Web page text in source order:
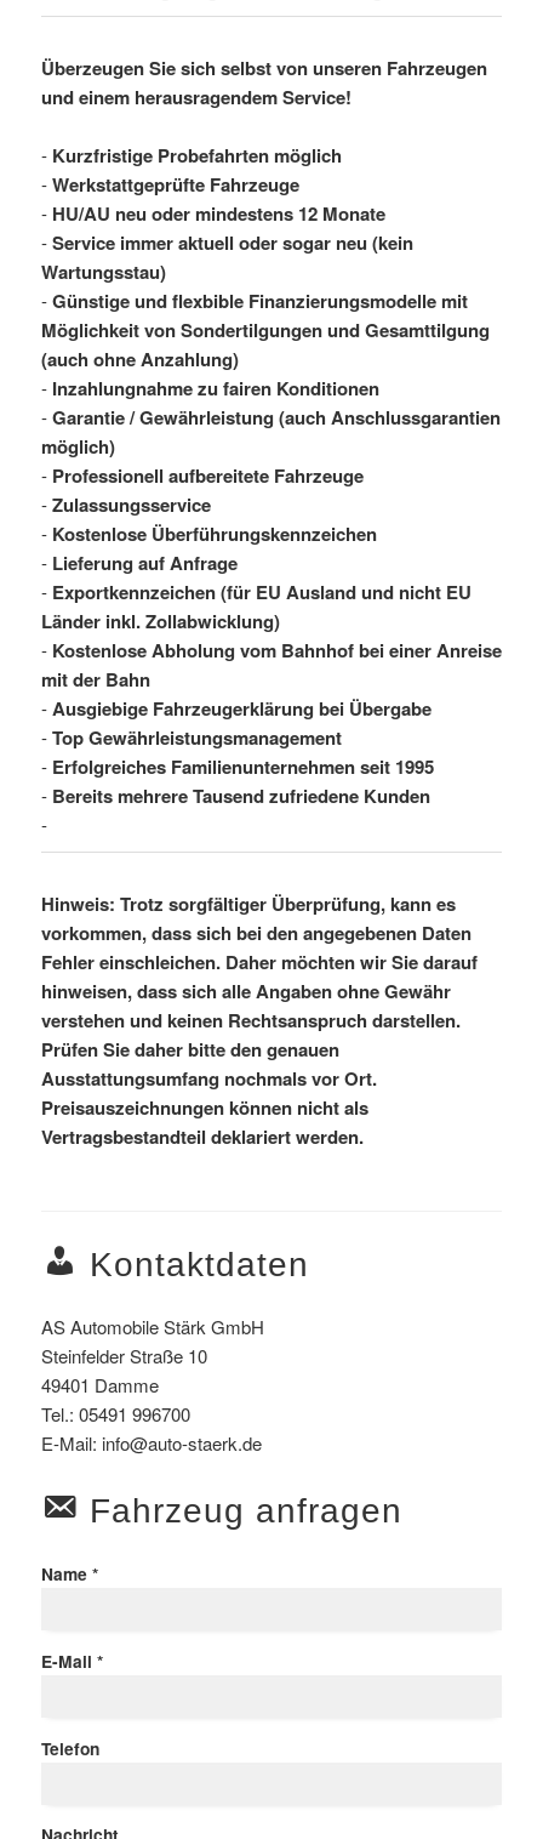
Überzeugen Sie sich selbst von unseren Fahrzeugen
und einem herausragendem Service!
- Kurzfristige Probefahrten möglich
-Werkstattgeprüfte Fahrzeuge
- HU/AU neu oder mindestens 12 Monate
-Service immer aktuell oder sogar neu (kein
Wartungsstau)
-Günstige und flexbible Finanzierungsmodelle mit
Möglichkeit von Sondertilgungen und Gesamttilgung
(auch ohne Anzahlung)
- Inzahlungnahme zu fairen Konditionen
-Garantie / Gewährleistung (auch Anschlussgarantien
möglich)
- Professionell aufbereitete Fahrzeuge
-Zulassungsservice
- Kostenlose Überführungskennzeichen
- Lieferung auf Anfrage
- Exportkennzeichen (für EU Ausland und nicht EU
Länder inkl. Zollabwicklung)
- Kostenlose Abholung vom Bahnhof bei einer Anreise
mit der Bahn
-Ausgiebige Fahrzeugerklärung bei Übergabe
-Top Gewährleistungsmanagement
- Erfolgreiches Familienunternehmen seit 1995
- Bereits mehrere Tausend zufriedene Kunden
-
Hinweis: Trotz sorgfältiger Überprüfung, kann es
vorkommen, dass sich bei den angegebenen Daten
Fehler einschleichen. Daher möchten wir Sie darauf
hinweisen, dass sich alle Angaben ohne Gewähr
verstehen und keinen Rechtsanspruch darstellen.
Prüfen Sie daher bitte den genauen
Ausstattungsumfang nochmals vor Ort.
Preisauszeichnungen können nicht als
Vertragsbestandteil deklariert werden.
Kontaktdaten
AS Automobile Stärk GmbH
Steinfelder Straße 10
49401 Damme
Tel.: 05491 996700
E-Mail: info@auto-staerk.de
Fahrzeug anfragen
Name *
E-Mail *
Telefon